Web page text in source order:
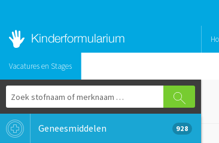
Vacatures en Stages
Geneesmiddelen 928